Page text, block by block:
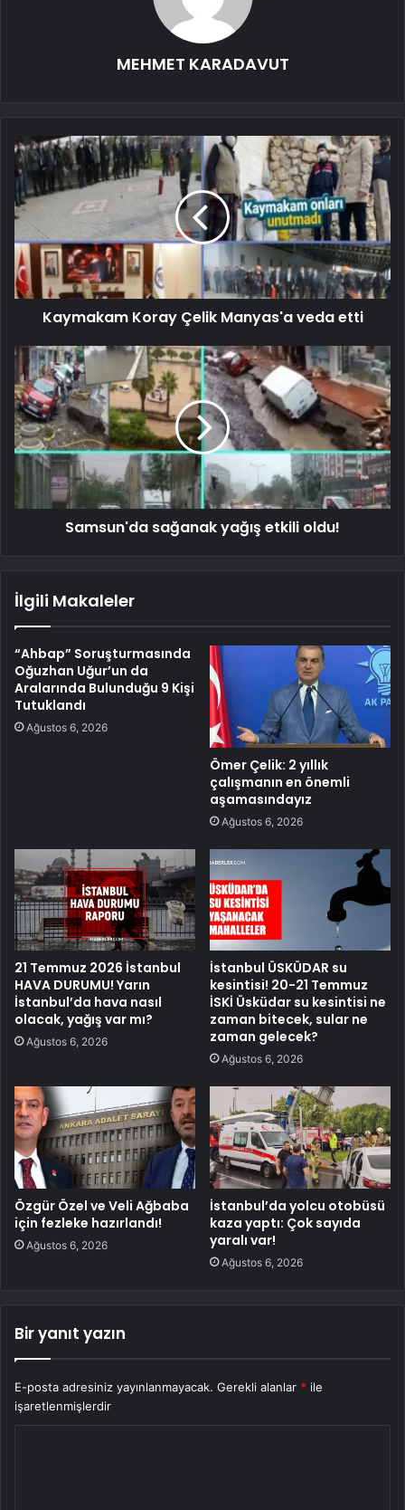
MEHMET KARADAVUT
Kaymakam Koray Çelik Manyas'a veda etti
Samsun'da sağanak yağış etkili oldu!
İlgili Makaleler
“Ahbap” Soruşturmasında
Oğuzhan Uğur’un da
Aralarında Bulunduğu 9 Kişi
Tutuklandı
Ağustos 6, 2026
Ömer Çelik: 2 yıllık
çalışmanın en önemli
aşamasındayız
Ağustos 6, 2026
21 Temmuz 2026 İstanbul
HAVA DURUMU! Yarın
İstanbul’da hava nasıl
olacak, yağış var mı?
Ağustos 6, 2026
İstanbul ÜSKÜDAR su
kesintisi! 20-21 Temmuz
İSKİ Üsküdar su kesintisi ne
zaman bitecek, sular ne
zaman gelecek?
Ağustos 6, 2026
Özgür Özel ve Veli Ağbaba
için fezleke hazırlandı!
Ağustos 6, 2026
İstanbul’da yolcu otobüsü
kaza yaptı: Çok sayıda
yaralı var!
Ağustos 6, 2026
Bir yanıt yazın
E-posta adresiniz yayınlanmayacak. Gerekli alanlar * ile
işaretlenmişlerdir